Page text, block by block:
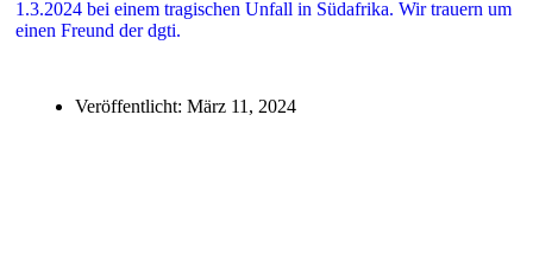
1.3.2024 bei einem tragischen Unfall in Südafrika. Wir trauern um
einen Freund der dgti.
Veröffentlicht: März 11, 2024